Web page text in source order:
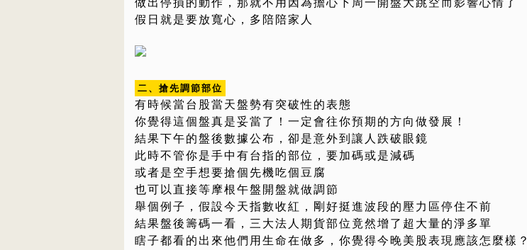
假日就是要放寬心，多陪陪家人
二、搶先調節部位
有時候當台股當天盤勢有突破性的表態
你覺得這個盤真是妥當了！一定會往你預期的方向做發展！
結果下午的盤後數據公布，卻是意外到讓人跌破眼鏡
此時不管你是手中有台指的部位，要加碼或是減碼
或者是空手想要搶個先機吃個豆腐
也可以直接等摩根午盤開盤就做調節
舉個例子，假設今天指數收紅，剛好挺進波段的壓力區停住不前
結果盤後籌碼一看，三大法人期貨部位竟然增了超大量的淨多單
瞎子都看的出來他們用生命在做多，你覺得今晚美股表現應該怎麼樣？